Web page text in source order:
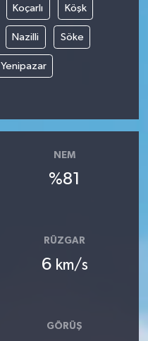
Koçarlı Köşk
Nazilli Söke
Yenipazar
NEM
%81
RÜZGAR
6 km/s
GÖRÜŞ